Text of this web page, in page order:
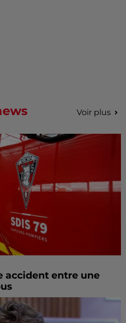
Voir plus
accident entre une